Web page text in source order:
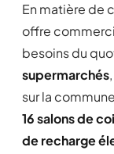
En matière de
offre
besoins du
supermarchés,
sur la
16 salons de
de recharge